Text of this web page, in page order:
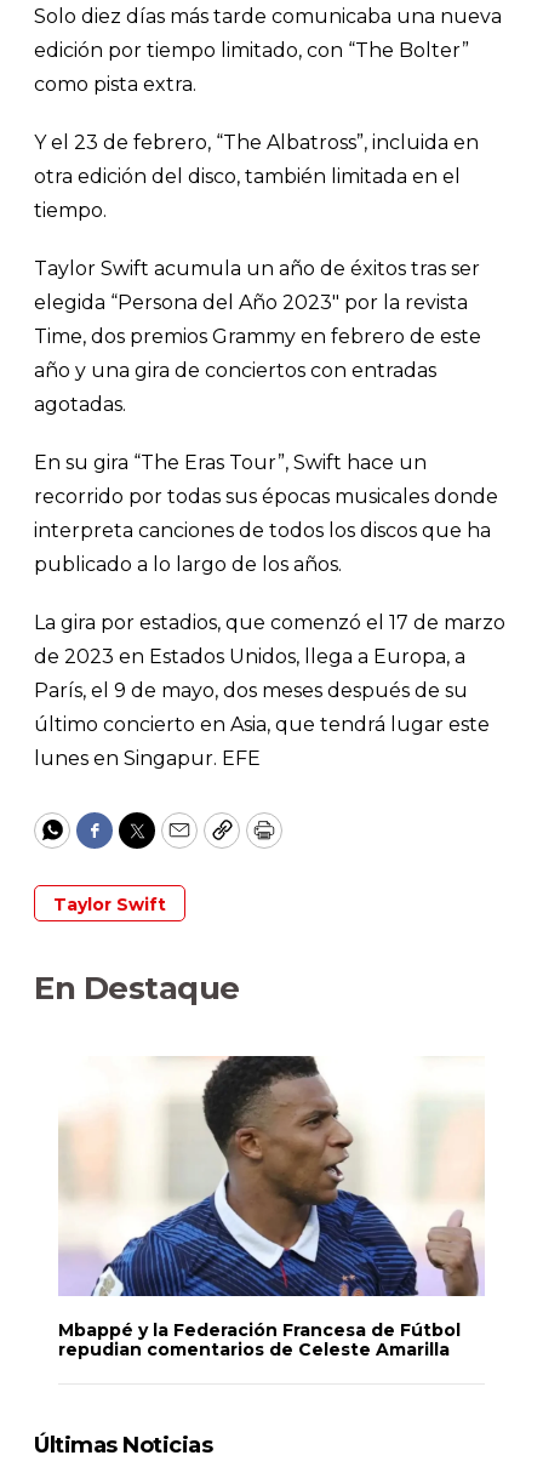
Solo diez días más tarde comunicaba una nueva
edición por tiempo limitado, con “The Bolter”
como pista extra.
Y el 23 de febrero, “The Albatross”, incluida en
otra edición del disco, también limitada en el
tiempo.
Taylor Swift acumula un año de éxitos tras ser
elegida “Persona del Año 2023" por la revista
Time, dos premios Grammy en febrero de este
año y una gira de conciertos con entradas
agotadas.
En su gira “The Eras Tour”, Swift hace un
recorrido por todas sus épocas musicales donde
interpreta canciones de todos los discos que ha
publicado a lo largo de los años.
La gira por estadios, que comenzó el 17 de marzo
de 2023 en Estados Unidos, llega a Europa, a
París, el 9 de mayo, dos meses después de su
último concierto en Asia, que tendrá lugar este
lunes en Singapur. EFE
WhatsApp
Facebook
Twitter
EmailCopyPrint
Taylor Swift
En Destaque
Mbappé y la Federación Francesa de Fútbol
repudian comentarios de Celeste Amarilla
Últimas Noticias